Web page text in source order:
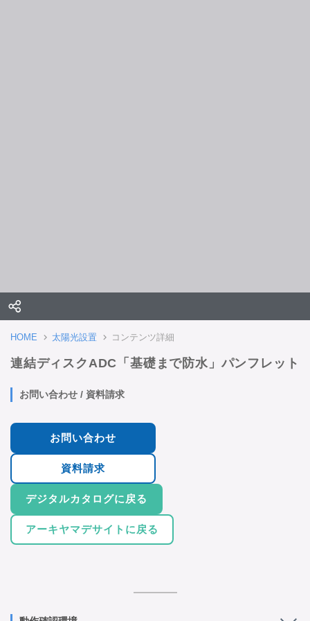
HOME 太陽光設置 コンテンツ詳細
連結ディスクADC「基礎まで防水」パンフレット
お問い合わせ / 資料請求
お問い合わせ
資料請求
デジタルカタログに戻る
アーキヤマデサイトに戻る